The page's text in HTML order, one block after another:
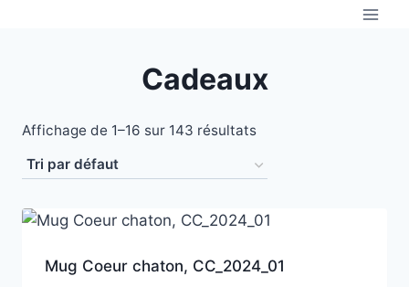
Cadeaux
Affichage de 1–16 sur 143 résultats
Mug Coeur chaton, CC_2024_01